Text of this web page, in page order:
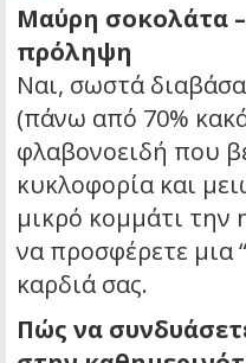
Μαύρη σοκολάτα
πρόληψη
Ναι, σωστά
(πάνω από 70%
φλαβονοειδή που
κυκλοφορία και
μικρό κομμάτι την
να προσφέρετε μια
καρδιά σας.
Πώς να